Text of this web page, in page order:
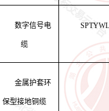
数字信号电
缆
金属护套环
保型接地铜缆